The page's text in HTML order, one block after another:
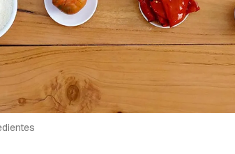
favorito, primero has de iniciar sesión con tu
enviado
suscribirte a nuestro boletín.